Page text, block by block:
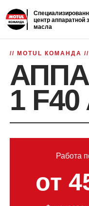
центр аппаратной
масла
// MOTUL
1
Работа
от